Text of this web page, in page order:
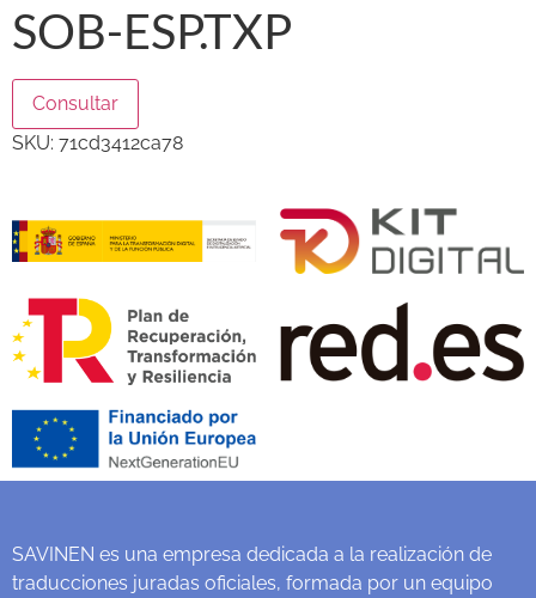
SOB-ESP.TXP
Consultar
SKU: 71cd3412ca78
SAVINEN es una empresa dedicada a la realización de
traducciones juradas oficiales, formada por un equipo